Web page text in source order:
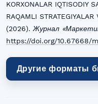
KORXONALAR IQTISODIY
RAQAMLI STRATEGIYALAR
(2026). Журнал
https://doi.org/10.67668/
Другие форматы